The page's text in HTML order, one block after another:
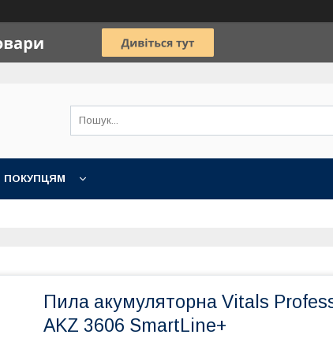
ПОКУПЦЯМ
Пила акумуляторна Vitals
AKZ 3606 SmartLine+